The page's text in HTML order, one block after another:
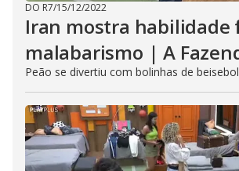
DO R7/15/12/2022
Iran mostra habilidade
malabarismo | A
Peão se divertiu com bolinhas de beisebol